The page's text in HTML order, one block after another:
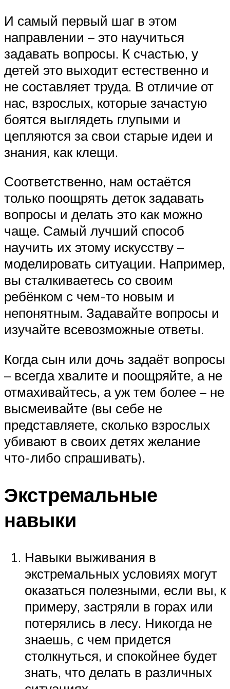
И самый первый шаг в этом
направлении – это научиться
задавать вопросы. К счастью, у
детей это выходит естественно и
не составляет труда. В отличие от
нас, взрослых, которые зачастую
боятся выглядеть глупыми и
цепляются за свои старые идеи и
знания, как клещи.
Соответственно, нам остаётся
только поощрять деток задавать
вопросы и делать это как можно
чаще. Самый лучший способ
научить их этому искусству –
моделировать ситуации. Например,
вы сталкиваетесь со своим
ребёнком с чем-то новым и
непонятным. Задавайте вопросы и
изучайте всевозможные ответы.
Когда сын или дочь задаёт вопросы
– всегда хвалите и поощряйте, а не
отмахивайтесь, а уж тем более – не
высмеивайте (вы себе не
представляете, сколько взрослых
убивают в своих детях желание
что-либо спрашивать).
Экстремальные
навыки
Навыки выживания в
экстремальных условиях могут
оказаться полезными, если вы, к
примеру, застряли в горах или
потерялись в лесу. Никогда не
знаешь, с чем придется
столкнуться, и спокойнее будет
знать, что делать в различных